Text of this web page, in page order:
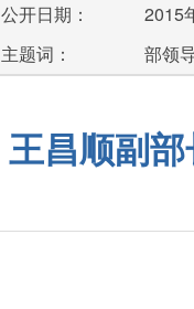
公开日期：
2015
主题词：
部领
王昌顺副